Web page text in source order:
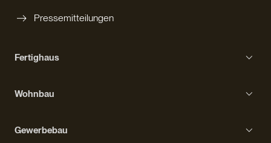
Pressemitteilungen
Fertighaus
Kompakthaus
Wohnbau
Gewerbebau